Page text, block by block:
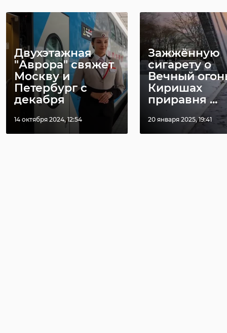
Двухэтажная
"Аврора" свяжет
Москву и
Петербург с
декабря
14 октября 2024, 12:54
Зажжённую
сигарету о
Вечный
Киришах
приравня ...
20 января 2025, 19:41